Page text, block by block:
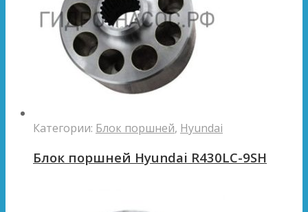
Категории: Блок поршней, Hyundai
Блок поршней Hyundai R430LC-9SH